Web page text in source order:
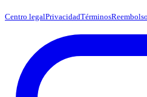
Centro legalPrivacidadTérminos